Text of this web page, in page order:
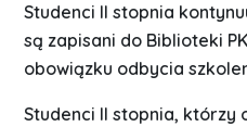
Studenci II stopnia
są zapisani do Biblioteki
obowiązku odbycia
Studenci II stopnia, którzy